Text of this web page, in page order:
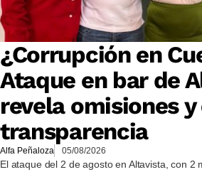
¿Corrupción en
Ataque en bar de
revela omisiones y
transparencia
Alfa Peñaloza 05/08/2026
El ataque del 2 de agosto en Altavista, con 2